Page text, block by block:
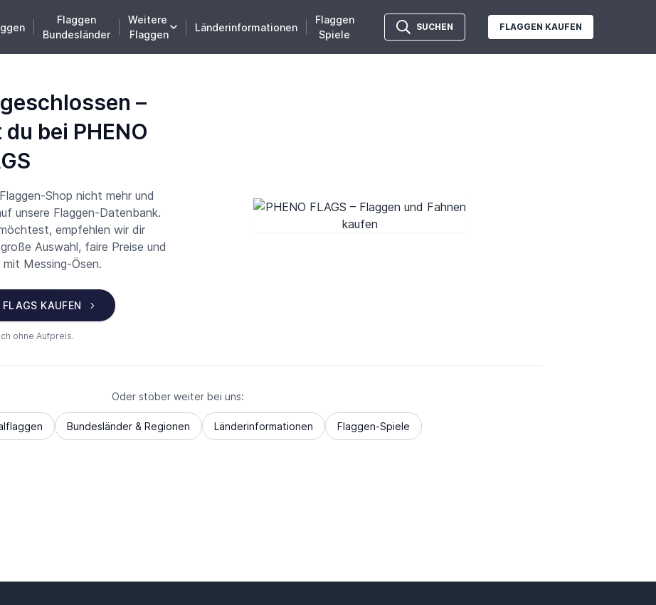
Flaggen
Bundesländer
Weitere
Flaggen
Länderinformationen
Flaggen
Spiele
SUCHEN FLAGGEN KAUFEN
–
bei PHENO
Shop nicht mehr und
unsere Flaggen-Datenbank.
empfehlen wir dir
Auswahl, faire Preise und
Messing-Ösen.
KAUFEN
ohne Aufpreis.
Oder stöber weiter bei uns:
Bundesländer & Regionen Länderinformationen Flaggen-Spiele